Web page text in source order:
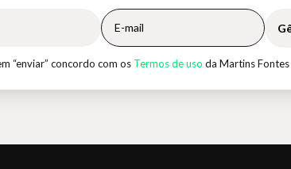
“enviar” concordo com os Termos de uso da Martins Fontes